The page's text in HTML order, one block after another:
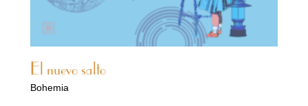
El nuevo salto
Bohemia